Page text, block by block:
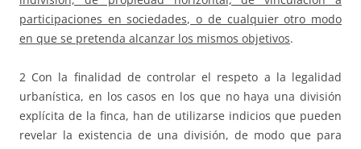
participaciones en sociedades, o de cualquier otro modo
en que se pretenda alcanzar los mismos objetivos.
2 Con la finalidad de controlar el respeto a la legalidad
urbanística, en los casos en los que no haya una división
explícita de la finca, han de utilizarse indicios que pueden
revelar la existencia de una división, de modo que para